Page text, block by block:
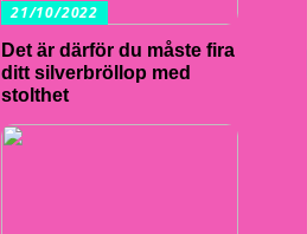
21/10/2022
Det är därför du måste fira
ditt silverbröllop med
stolthet